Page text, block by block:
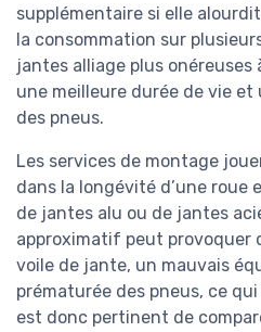
supplémentaire si elle
la consommation sur
jantes alliage plus onéreuses
une meilleure durée de vie
des pneus.
Les services de montage
dans la longévité d’une roue
de jantes alu ou de jantes
approximatif peut provoquer
voile de jante, un mauvais
prématurée des pneus, ce
est donc pertinent de